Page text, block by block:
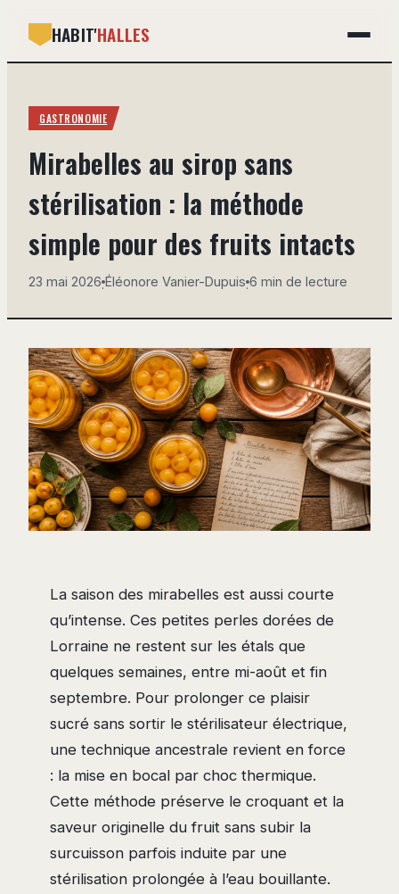
HABIT'HALLES
BRICOLAGE
DÉCO
IMMOBILIER
MAISON
GASTRONOMIE
Mirabelles au sirop sans
stérilisation : la méthode
simple pour des fruits intacts
23 mai 2026·Éléonore Vanier-Dupuis·6 min de lecture
La saison des mirabelles est aussi courte
qu’intense. Ces petites perles dorées de
Lorraine ne restent sur les étals que
quelques semaines, entre mi-août et fin
septembre. Pour prolonger ce plaisir
sucré sans sortir le stérilisateur électrique,
une technique ancestrale revient en force
: la mise en bocal par choc thermique.
Cette méthode préserve le croquant et la
saveur originelle du fruit sans subir la
surcuisson parfois induite par une
stérilisation prolongée à l’eau bouillante.